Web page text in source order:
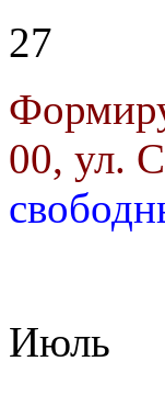
27
00, ул.
Июль